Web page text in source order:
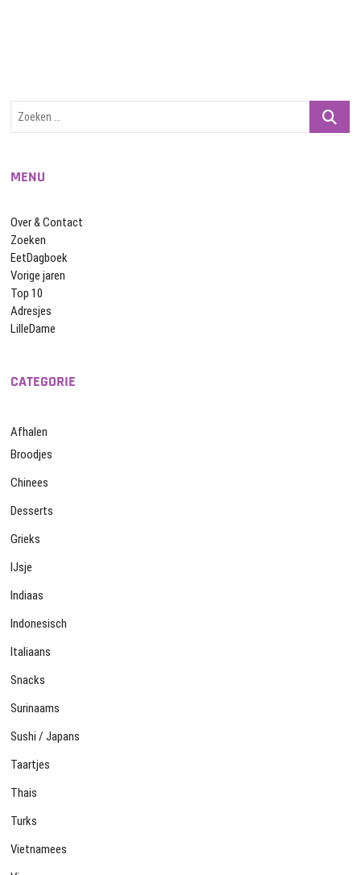
Zoeken
MENU
Over & Contact
Zoeken
EetDagboek
Vorige jaren
Top 10
Adresjes
LilleDame
CATEGORIE
Afhalen
Broodjes
Chinees
Desserts
Grieks
IJsje
Indiaas
Indonesisch
Italiaans
Snacks
Surinaams
Sushi / Japans
Taartjes
Thais
Turks
Vietnamees